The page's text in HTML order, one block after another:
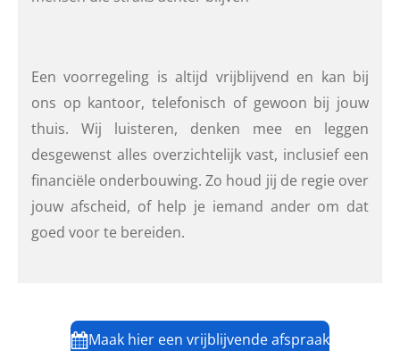
Een voorregeling is altijd vrijblijvend en kan bij
ons op kantoor, telefonisch of gewoon bij jouw
thuis. Wij luisteren, denken mee en leggen
desgewenst alles overzichtelijk vast, inclusief een
financiële onderbouwing. Zo houd jij de regie over
jouw afscheid, of help je iemand ander om dat
goed voor te bereiden.
Maak hier een vrijblijvende afspraak